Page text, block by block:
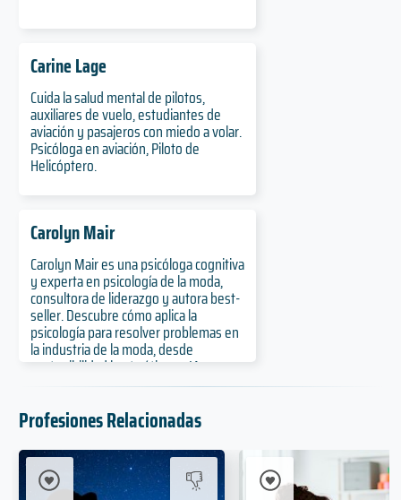
Carine Lage
Cuida la salud mental de pilotos,
auxiliares de vuelo, estudiantes de
aviación y pasajeros con miedo a volar.
Psicóloga en aviación, Piloto de
Helicóptero.
Carolyn Mair
Carolyn Mair es una psicóloga cognitiva
y experta en psicología de la moda,
consultora de liderazgo y autora best-
seller. Descubre cómo aplica la
psicología para resolver problemas en
la industria de la moda, desde
sostenibilidad hasta ética en IA y
bienestar laboral.
Profesiones Relacionadas